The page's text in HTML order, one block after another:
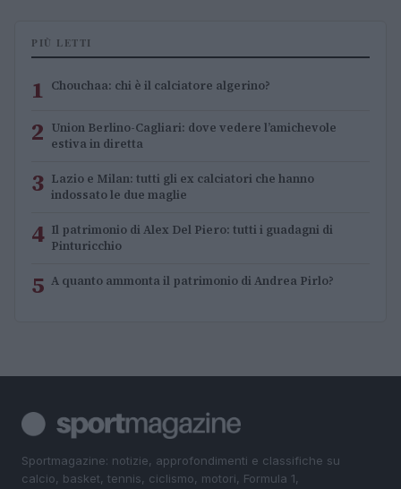
PIÙ LETTI
1 Chouchaa: chi è il calciatore algerino?
2 Union Berlino-Cagliari: dove vedere l’amichevole
estiva in diretta
3 Lazio e Milan: tutti gli ex calciatori che hanno
indossato le due maglie
4 Il patrimonio di Alex Del Piero: tutti i guadagni di
Pinturicchio
5 A quanto ammonta il patrimonio di Andrea Pirlo?
Sportmagazine: notizie, approfondimenti e classifiche su
calcio, basket, tennis, ciclismo, motori, Formula 1,